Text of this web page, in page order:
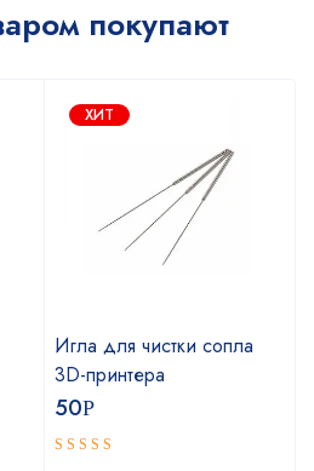
покупают
ХИТ
Игла для чистки сопла
3D-принтера
50Р